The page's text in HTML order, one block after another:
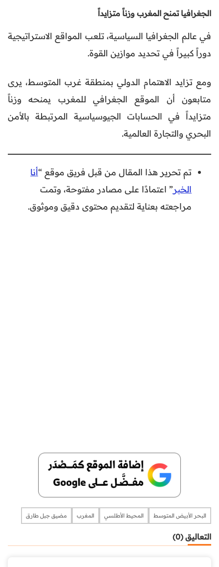
الجغرافيا تمنح المغرب وزناً متزايداً
في عالم الجغرافيا السياسية، تلعب المواقع الاستراتيجية
دوراً كبيراً في تحديد موازين القوة.
ومع تزايد الاهتمام الدولي بمنطقة غرب المتوسط، يرى
متابعون أن الموقع الجغرافي للمغرب يمنحه وزناً
متزايداً في الحسابات الجيوسياسية المرتبطة بالأمن
البحري والتجارة العالمية.
تم تحرير هذا المقال من قبل فريق موقع “أنا
الخبر” اعتمادًا على مصادر مفتوحة، وتمت
مراجعته بعناية لتقديم محتوى دقيق وموثوق.
البحر الأبيض المتوسط المحيط الأطلسي المغرب مضيق جبل طارق
التعاليق (0)